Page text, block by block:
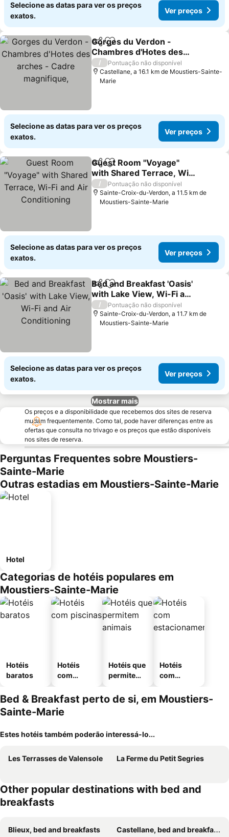
Selecione as datas para ver os preços
exatos.
Ver preços
PartilharAdicionar aos favoritos
Gorges du Verdon -
Chambres d'Hotes des
arches - Cadre
magnifique,
/
Pontuação não disponível
Castellane, a 16.1 km de Moustiers-Sainte-
Marie
Selecione as datas para ver os preços
exatos.
Ver preços
PartilharAdicionar aos favoritos
Guest Room "Voyage"
with Shared Terrace, Wi-
Fi and Air Conditioning
/
Pontuação não disponível
Sainte-Croix-du-Verdon, a 11.5 km de
Moustiers-Sainte-Marie
Selecione as datas para ver os preços
exatos.
Ver preços
PartilharAdicionar aos favoritos
Bed and Breakfast 'Oasis'
with Lake View, Wi-Fi and
Air Conditioning
/
Pontuação não disponível
Sainte-Croix-du-Verdon, a 11.7 km de
Moustiers-Sainte-Marie
Selecione as datas para ver os preços
exatos.
Ver preços
Mostrar mais
Os preços e a disponibilidade que recebemos dos sites de reserva
mudam frequentemente. Como tal, pode haver diferenças entre as
ofertas que consulta no trivago e os preços que estão disponíveis
nos sites de reserva.
Perguntas Frequentes sobre Moustiers-
Sainte-Marie
Outras estadias em Moustiers-Sainte-Marie
Hotel
Categorias de hotéis populares em
Moustiers-Sainte-Marie
Hotéis
baratos
Hotéis
com
Hotéis que
permitem
Hotéis
com
mento
Bed & Breakfast perto de si, em Moustiers-
Sainte-Marie
Estes hotéis também poderão interessá-lo...
Les Terrasses de Valensole La Ferme du Petit Segries
Other popular destinations with bed and
breakfasts
Blieux, bed and breakfasts
Castellane, bed and breakfasts